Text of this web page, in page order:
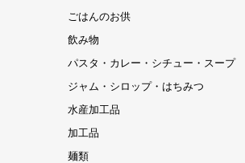
ごはんのお供
飲み物
パスタ・カレー・シチュー・スープ
ジャム・シロップ・はちみつ
水産加工品
加工品
麺類